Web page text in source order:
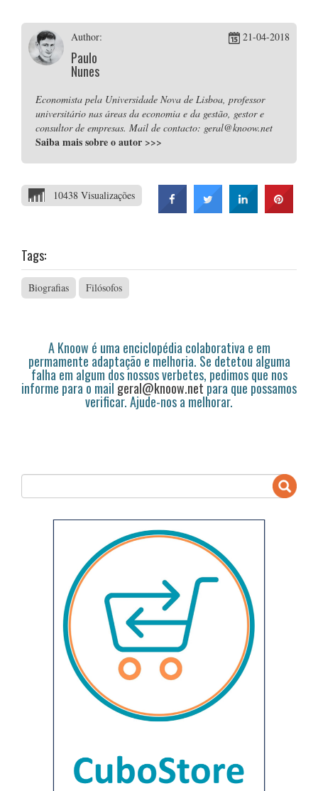
Author:
Paulo
Nunes
21-04-2018
Economista pela Universidade Nova de Lisboa, professor
universitário nas áreas da economia e da gestão, gestor e
consultor de empresas. Mail de contacto: geral@knoow.net
Saiba mais sobre o autor >>>
10438 Visualizações
Tags:
Biografias Filósofos
A Knoow é uma enciclopédia colaborativa e em
permamente adaptação e melhoria. Se detetou alguma
falha em algum dos nossos verbetes, pedimos que nos
informe para o mail geral@knoow.netpara que possamos
verificar. Ajude-nos a melhorar.